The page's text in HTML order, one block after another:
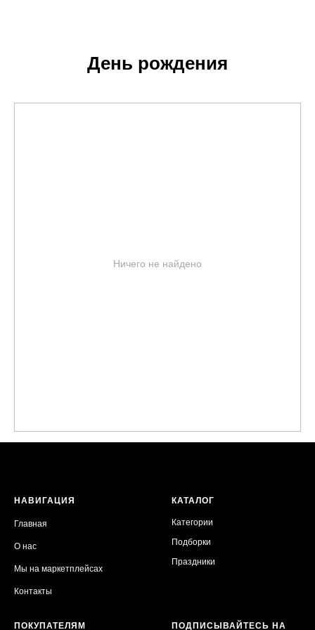
День рождения
Ничего не найдено
НАВИГАЦИЯ
Главная
О нас
Мы на маркетплейсах
Контакты
КАТАЛОГ
Категории
Подборки
Праздники
ПОКУПАТЕЛЯМ ПОДПИСЫВАЙТЕСЬ НА